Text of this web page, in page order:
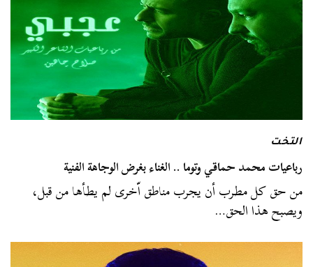
التخت
رباعيات محمد حماقي وتوما .. الغناء بغرض الوجاهة الفنية
من حق كل مطرب أن يجرب مناطق اّخرى لم يطأها من قبل،
ويصبح هذا الحق…